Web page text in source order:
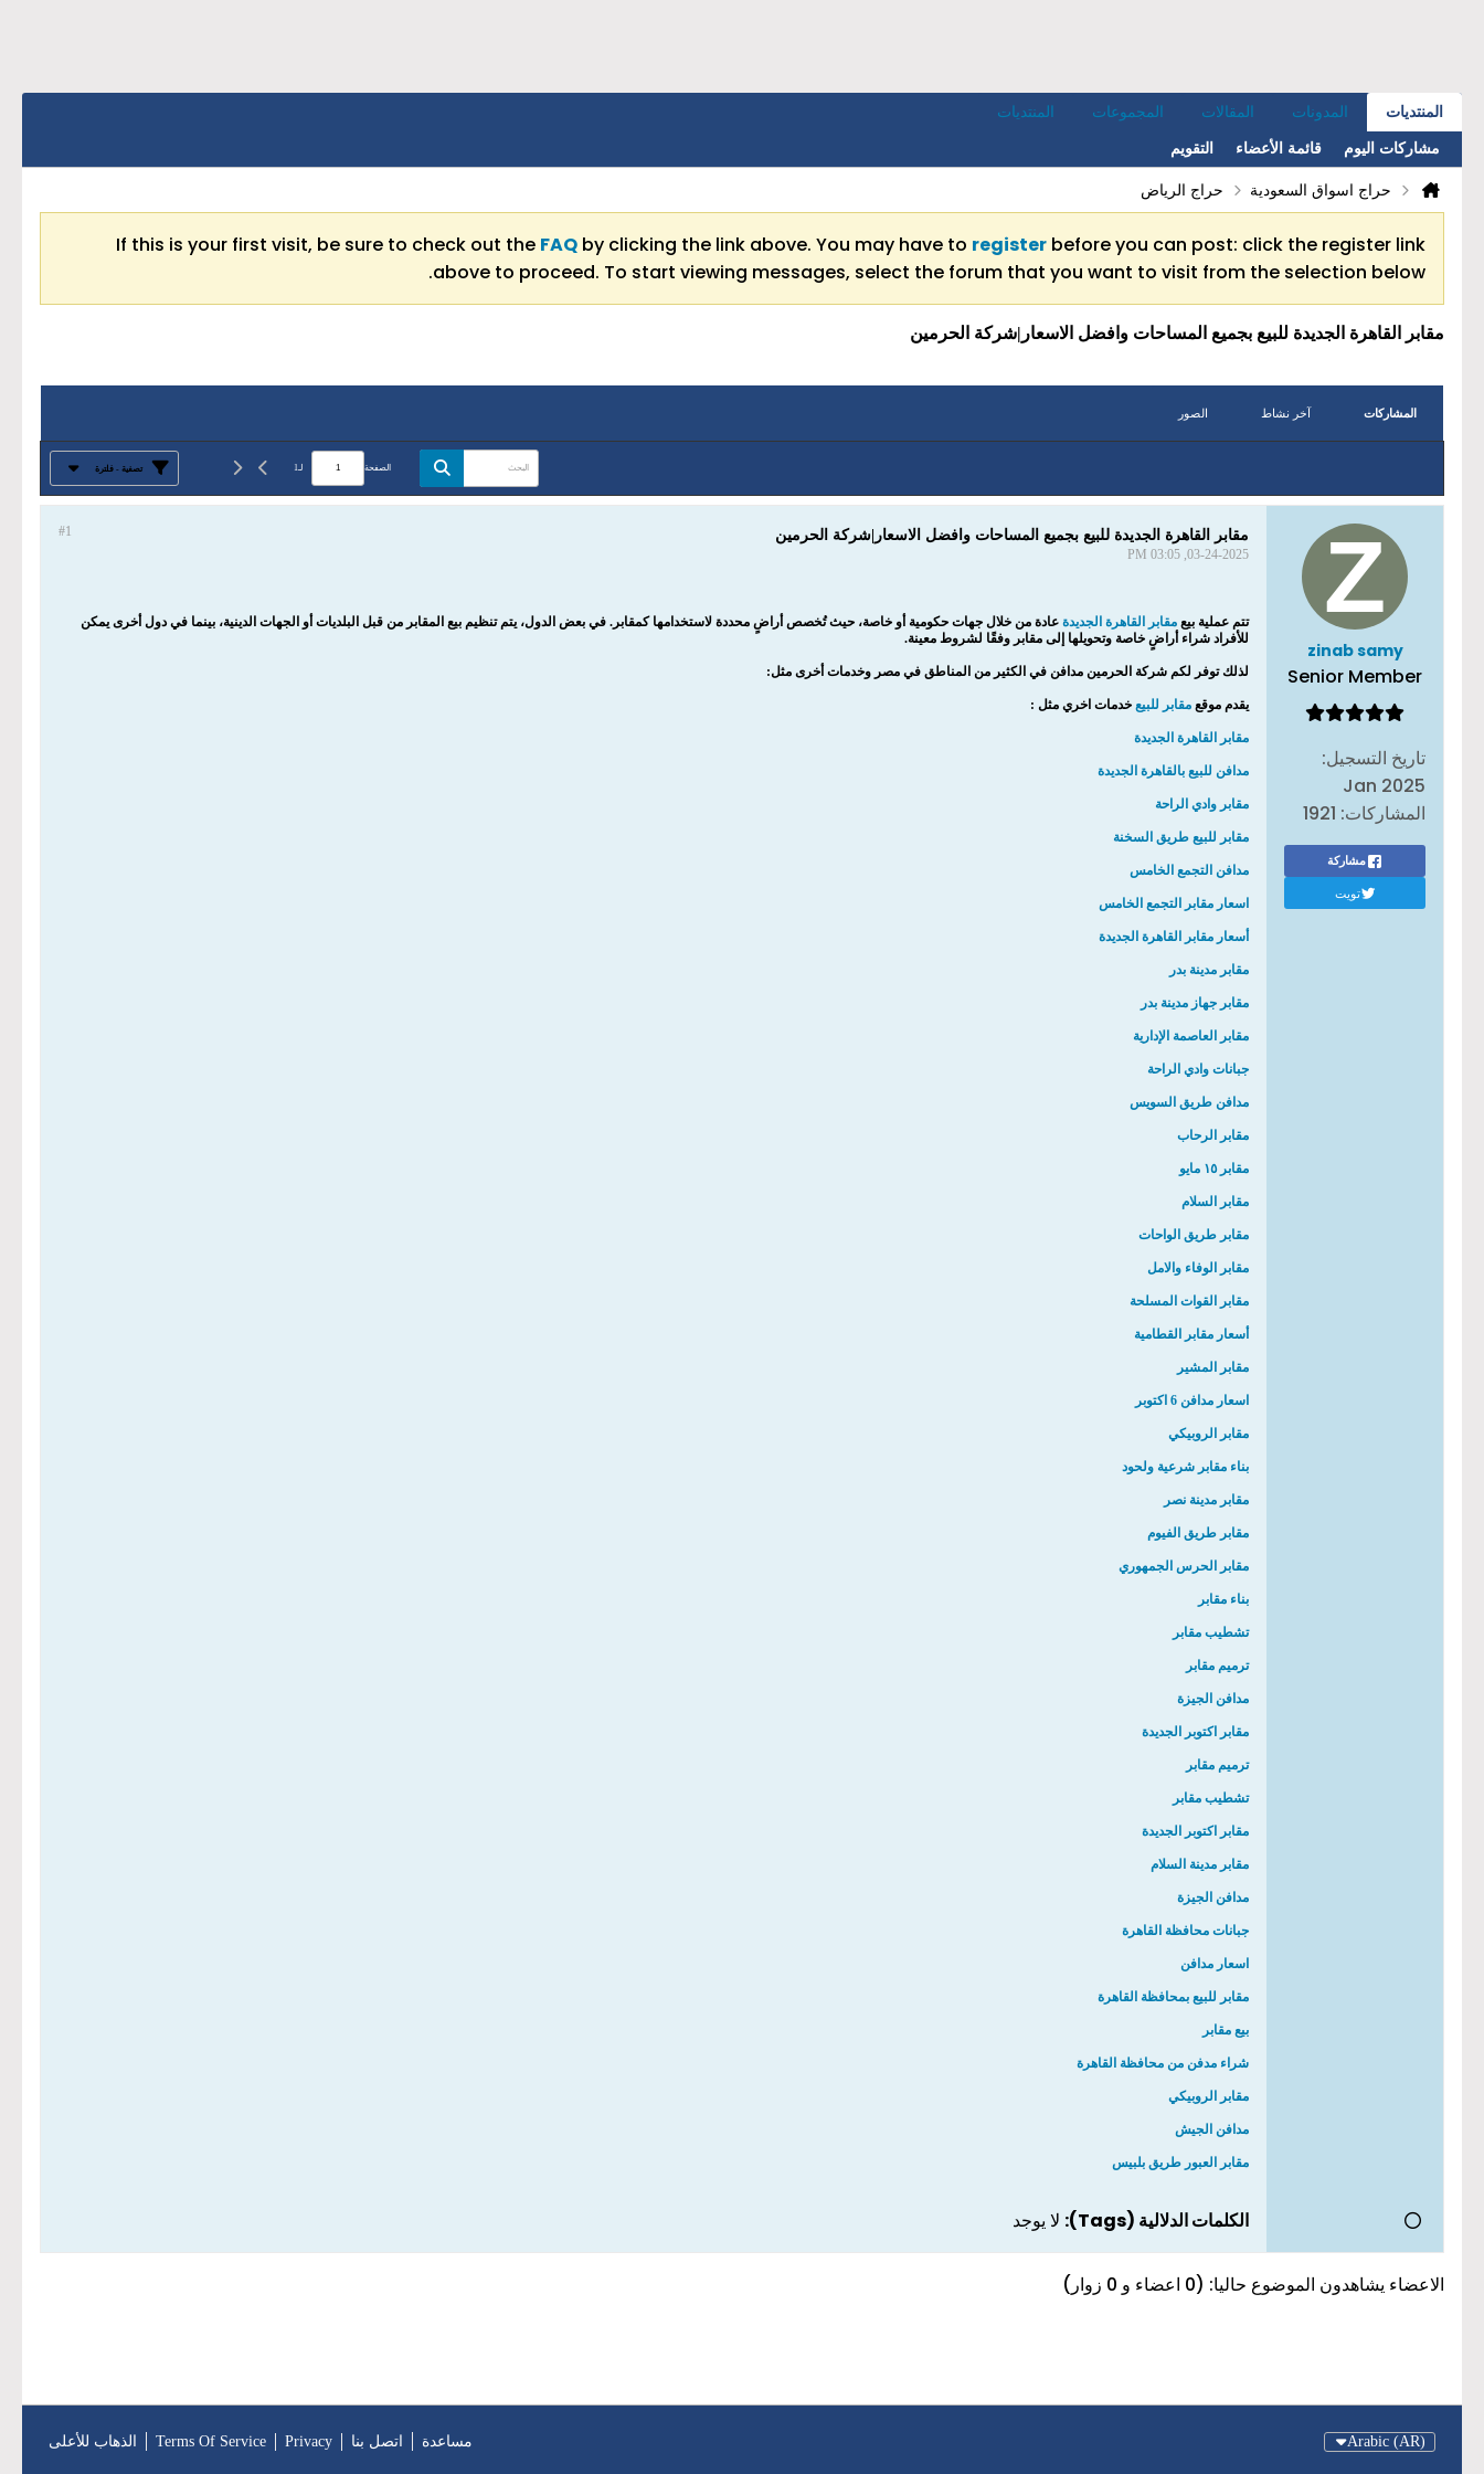
المنتديات المدونات المقالات المجموعات المنتديات
مشاركات اليوم قائمة الأعضاء التقويم
حراج اسواق السعودية حراج الرياض
If this is your first visit, be sure to check out the FAQ by clicking the link above. You may have to register before you can post: click the register link
above to proceed. To start viewing messages, select the forum that you want to visit from the selection below.
مقابر القاهرة الجديدة للبيع بجميع المساحات وافضل الاسعار|شركة الحرمين
المشاركات آخر نشاط الصور
الصفحة لـ1 تصفية - فلترة
zinab samy
Senior Member
تاريخ التسجيل:
Jan 2025
المشاركات: 1921
مشاركة
تويت
#1 مقابر القاهرة الجديدة للبيع بجميع المساحات وافضل الاسعار|شركة الحرمين
03-24-2025, 03:05 PM
تتم عملية بيع مقابر القاهرة الجديدة عادة من خلال جهات حكومية أو خاصة، حيث تُخصص أراضٍ محددة لاستخدامها كمقابر. في بعض الدول، يتم تنظيم بيع المقابر من قبل البلديات أو الجهات الدينية، بينما في دول أخرى يمكن
للأفراد شراء أراضٍ خاصة وتحويلها إلى مقابر وفقًا لشروط معينة.
لذلك توفر لكم شركة الحرمين مدافن في الكثير من المناطق في مصر وخدمات أخرى مثل:
يقدم موقع مقابر للبيع خدمات اخري مثل :
مقابر القاهرة الجديدة
مدافن للبيع بالقاهرة الجديدة
مقابر وادي الراحة
مقابر للبيع طريق السخنة
مدافن التجمع الخامس
اسعار مقابر التجمع الخامس
أسعار مقابر القاهرة الجديدة
مقابر مدينة بدر
مقابر جهاز مدينة بدر
مقابر العاصمة الإدارية
جبانات وادي الراحة
مدافن طريق السويس
مقابر الرحاب
مقابر ١٥ مايو
مقابر السلام
مقابر طريق الواحات
مقابر الوفاء والامل
مقابر القوات المسلحة
أسعار مقابر القطامية
مقابر المشير
اسعار مدافن 6 اكتوبر
مقابر الروبيكي
بناء مقابر شرعية ولحود
مقابر مدينة نصر
مقابر طريق الفيوم
مقابر الحرس الجمهوري
بناء مقابر
تشطيب مقابر
ترميم مقابر
مدافن الجيزة
مقابر اكتوبر الجديدة
ترميم مقابر
تشطيب مقابر
مقابر اكتوبر الجديدة
مقابر مدينة السلام
مدافن الجيزة
جبانات محافظة القاهرة
اسعار مدافن
مقابر للبيع بمحافظة القاهرة
بيع مقابر
شراء مدفن من محافظة القاهرة
مقابر الروبيكي
مدافن الجيش
مقابر العبور طريق بلبيس
الكلمات الدلالية (Tags): لا يوجد
الاعضاء يشاهدون الموضوع حاليا: (0 اعضاء و 0 زوار)
Arabic (AR) مساعدة اتصل بنا Privacy
Terms Of Service الذهاب للأعلى